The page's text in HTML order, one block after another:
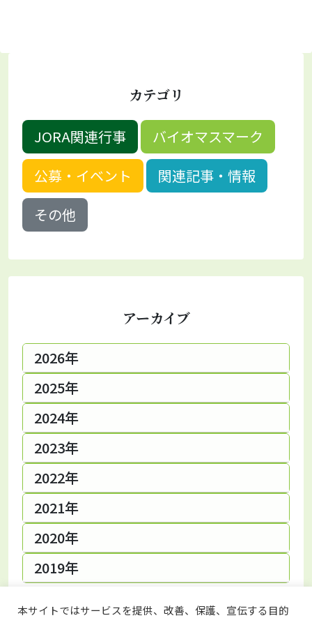
カテゴリ
JORA関連行事
バイオマスマーク
公募・イベント
関連記事・情報
その他
アーカイブ
2026年
2025年
2024年
2023年
2022年
2021年
2020年
2019年
本サイトではサービスを提供、改善、保護、宣伝する目的